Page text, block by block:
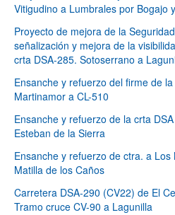
Vitigudino a Lumbrales por Bogajo
Proyecto de mejora de la
señalización y mejora de la
crta DSA-285. Sotoserrano a
Ensanche y refuerzo del firme de
Martinamor a CL-510
Ensanche y refuerzo de la crta
Esteban de la Sierra
Ensanche y refuerzo de ctra. a
Matilla de los Caños
Carretera DSA-290 (CV22) de El
Tramo cruce CV-90 a Lagunilla